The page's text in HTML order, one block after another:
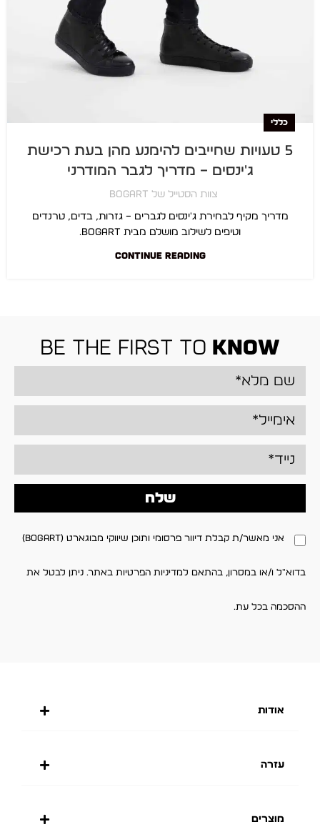
כללי
5 טעויות שחייבים להימנע מהן בעת רכישת
ג'ינסים – מדריך לגבר המודרני
צוות הסטייל של BOGART
מדריך מקיף לבחירת ג'ינסים לגברים – גזרות, בדים, טרנדים
וטיפים לשילוב מושלם מבית BOGART.
CONTINUE READING
be the first to know
אני מאשר/ת קבלת דיוור פרסומי ותוכן שיווקי מבוגארט (BOGART)
בדוא"ל ו/או במסרון, בהתאם למדיניות הפרטיות באתר. ניתן לבטל את
ההסכמה בכל עת.
שלח
אודות
עזרה
מוצרים